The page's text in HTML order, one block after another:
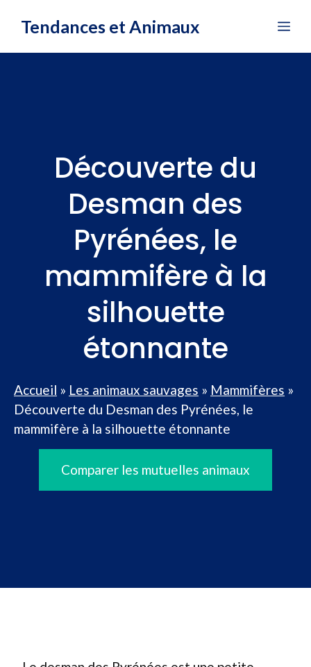
Tendances et Animaux
Découverte du
Desman des
Pyrénées, le
mammifère à la
silhouette
étonnante
Accueil » Les animaux sauvages » Mammifères »
Découverte du Desman des Pyrénées, le
mammifère à la silhouette étonnante
Comparer les mutuelles animaux